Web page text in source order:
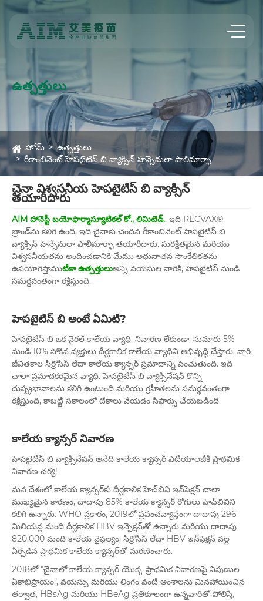
ఉత్పత్తులు
హోమ్
ఉత్పత్తులు
రీకాంబినెంట్ హెపటైటిస్ బి వ్యాక్సిన్ హన్సెనులా పాలిమార్ఫా
చైనా విశ్వసనీయ హెపటైటిస్ బి వ్యాక్సిన్
తయారీదారు
AIM హానెస్టీ బయోఫార్మాస్యూటికల్ కో., లిమిటెడ్., ఇది RECVAX®
బ్రాండ్‌ను కలిగి ఉంది, ఇది చైనాకు చెందిన రీకాంబినెంట్ హెపటైటిస్ బి
వ్యాక్సిన్ హన్సేనులా పాలీమార్ఫా తయారీదారు. సురక్షితమైన మరియు
విశ్వసనీయతను అందించడానికి మేము అధునాతన సాంకేతికతను
ఉపయోగిస్తాముటీకా ఉత్పత్తులుఅన్ని వయసుల వారికి, హెపటైటిస్ నుండి
సమర్థవంతంగా రక్షిస్తుంది.
హెపటైటిస్ బి అంటే ఏమిటి?
హెపటైటిస్ బి ఒక వైరల్ కాలేయ వ్యాధి. నివారణ లేకుండా, సుమారు 5%
నుండి 10% సోకిన వ్యక్తులు దీర్ఘకాలిక కాలేయ వ్యాధిని అభివృద్ధి చేస్తారు, వారి
జీవితకాల సిర్రోసిస్ లేదా కాలేయ క్యాన్సర్ ప్రమాదాన్ని పెంచుతుంది. ఇది
చాలా ప్రమాదకరమైన వ్యాధి. హెపటైటిస్ బి వ్యాక్సినేషన్ కొన్ని
దుష్ప్రభావాలను కలిగి ఉంటుంది మరియు గ్రహీతలను సమర్థవంతంగా
రక్షిస్తుంది, కాబట్టి సకాలంలో టీకాలు వేయడం సిఫార్సు చేయబడింది.
కాలేయ క్యాన్సర్ నివారణ
హెపటైటిస్ బి వ్యాక్సినేషన్ అనేది కాలేయ క్యాన్సర్ ఎటియాలజీకి ప్రాథమిక
నివారణ చర్య!
మన దేశంలో కాలేయ క్యాన్సర్‌కు దీర్ఘకాలిక హెచ్‌బివి ఇన్‌ఫెక్షన్ చాలా
ముఖ్యమైన కారణం, దాదాపు 85% కాలేయ క్యాన్సర్ రోగులు హెచ్‌బివిని
కలిగి ఉన్నారు. WHO ప్రకారం, 2019లో ప్రపంచవ్యాప్తంగా దాదాపు 296
మిలియన్ల మంది దీర్ఘకాలిక HBV ఇన్ఫెక్షన్‌తో ఉన్నారు మరియు దాదాపు
820,000 మంది కాలేయ వైఫల్యం, సిర్రోసిస్ లేదా HBV ఇన్‌ఫెక్షన్ వల్ల
ఏర్పడిన ప్రాథమిక కాలేయ క్యాన్సర్‌తో మరణించారు.
2018లో "చైనాలో కాలేయ క్యాన్సర్ యొక్క ప్రాథమిక నివారణపై నిపుణుల
ఏకాభిప్రాయం", వయస్సు మరియు లింగం వంటి అంశాలను మినహాయించిన
తర్వాత, HBsAg మరియు HBeAg ప్రతికూలంగా ఉన్నవారితో పోలిస్తే,